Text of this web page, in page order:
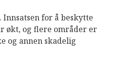
for å beskytte
økt, og flere områder er
og annen skadelig